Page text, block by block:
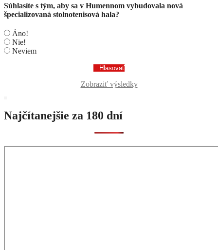
Súhlasíte s tým, aby sa v Humennom vybudovala nová
špecializovaná stolnotenisová hala?
Áno!
Nie!
Neviem
Zobraziť výsledky
Najčítanejšie za 180 dní